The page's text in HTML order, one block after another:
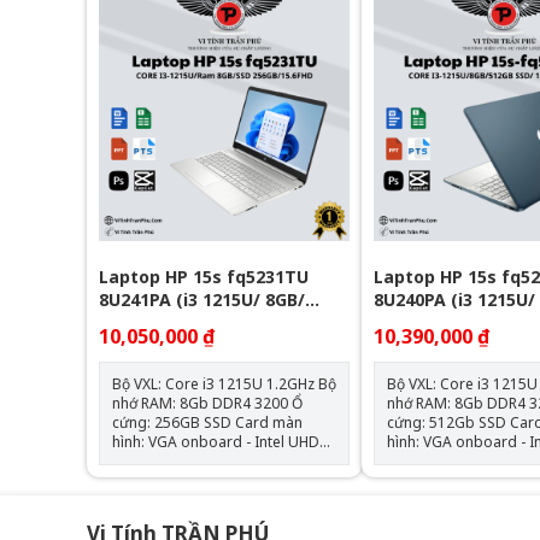
và hình ảnh sắc nét Đồ họa: Intel
UHD Graphics – đáp ứng tốt các
tác vụ văn phòng, học tập và giải
trí cơ bản Trọng lượng: Khoảng
1.33kg – mỏng nhẹ, dễ mang
theo Chất liệu: Vỏ nhôm nguyên
khối màu bạc – hiện đại, bền bỉ
và cao cấp Hệ điều hành: Chưa
Bao Gồm
inch Full HD (1920 x
viền mỏng – cho góc
và hình ảnh sắc nét Đồ họa: Intel
UHD Graphics – đáp
tác vụ văn phòng, học
trí cơ bản Trọng lượng: Khoảng
1.33kg – mỏng nhẹ, dễ
theo Chất liệu: Vỏ nhôm nguyên
khối màu bạc – hiện
và cao cấp Hệ điều hành: Chưa
Bao Gồm
Laptop HP 15s fq5231TU
8U241PA (i3 1215U/ 8GB/
256GB SSD/15.6 inch
FHD/Win11/ Silver)
10,050,000 ₫
Bộ VXL: Core i3 1215U 1.2GHz Bộ
nhớ RAM: 8Gb DDR4 3200 Ổ
cứng: 256GB SSD Card màn
hình: VGA onboard - Intel UHD
Graphics Kích thước màn hình:
15.6inch Full HD Hệ điều hành:
Laptop HP 15s
8U240PA (i3 1215U/
512GB SSD/15.6 inch
FHD/Win11/ Blue)
10,390,000 ₫
Bộ VXL: Core i3 1215U
nhớ RAM: 8Gb DDR4
cứng: 512Gb SSD Card màn
hình: VGA onboard -
Graphics Kích thước màn hình:
15.6inch Full HD Hệ điều hành:
Vi Tính TRẦN PHÚ